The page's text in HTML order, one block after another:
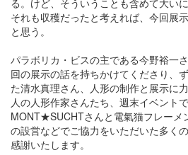
る。けど、そういうことも含めて大い
それも収穫だったと考えれば、今回展
と思う。
パラボリカ・ビスの主である今野裕一
回の展示の話を持ちかけてくださり、
た清水真理さん、人形の制作と展示に
人の人形作家さんたち、週末イベント
MONT★SUCHTさんと電氣猫フレーメ
の設営などでご協力をいただいた多く
感謝いたします。